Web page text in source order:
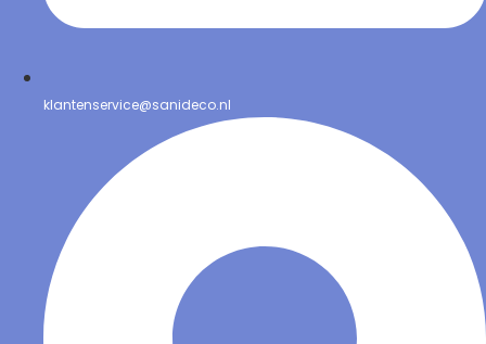
klantenservice@sanideco.nl